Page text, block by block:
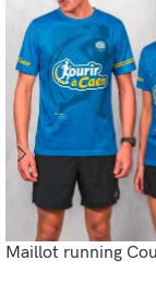
Maillot running